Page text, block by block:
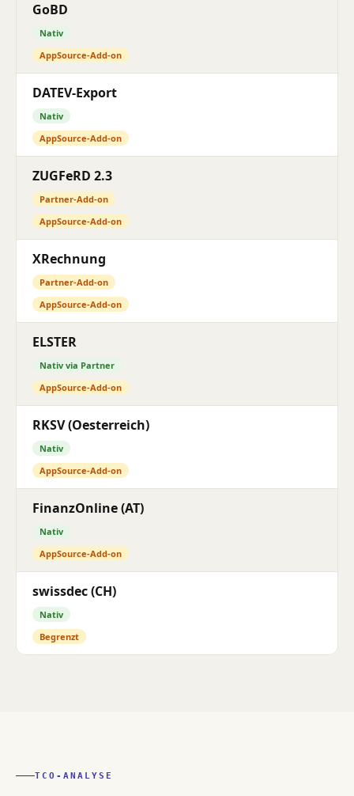
GoBD
Nativ
AppSource-Add-on
DATEV-Export
Nativ
AppSource-Add-on
ZUGFeRD 2.3
Partner-Add-on
AppSource-Add-on
XRechnung
Partner-Add-on
AppSource-Add-on
ELSTER
Nativ via Partner
AppSource-Add-on
RKSV (Oesterreich)
Nativ
AppSource-Add-on
FinanzOnline (AT)
Nativ
AppSource-Add-on
swissdec (CH)
Nativ
Begrenzt
TCO-ANALYSE